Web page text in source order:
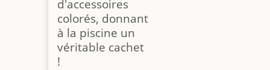
d'accessoires
colorés, donnant
à la piscine un
véritable cachet
!